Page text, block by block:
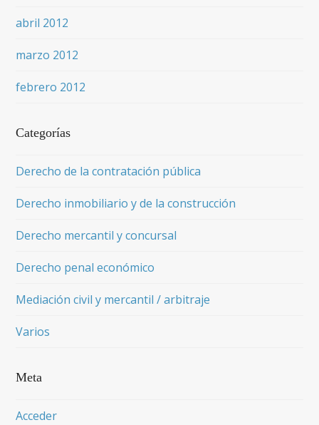
abril 2012
marzo 2012
febrero 2012
Categorías
Derecho de la contratación pública
Derecho inmobiliario y de la construcción
Derecho mercantil y concursal
Derecho penal económico
Mediación civil y mercantil / arbitraje
Varios
Meta
Acceder